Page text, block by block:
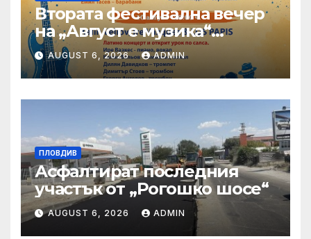
Втората фестивална вечер
на „Август е музика“
посреща Фредерик Виал
Трио
AUGUST 6, 2026 ADMIN
ПЛОВДИВ
Асфалтират последния
участък от „Рогошко шосе“
AUGUST 6, 2026 ADMIN